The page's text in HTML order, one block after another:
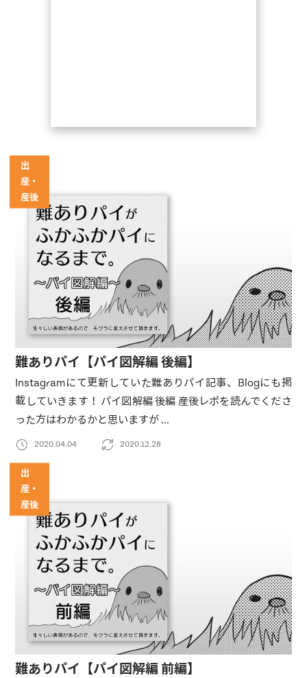
出
産・
産後
難ありパイ【パイ図解編 後編】
Instagramにて更新していた難ありパイ記事、Blogにも掲
載していきます！ パイ図解編 後編 産後レポを読んでくださ
った方はわかるかと思いますが …
2020.04.04 2020.12.28
出
産・
産後
難ありパイ【パイ図解編 前編】